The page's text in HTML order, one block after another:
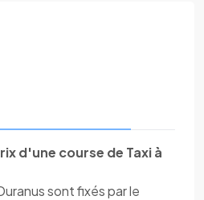
d'une course de Taxi à
sont fixés par le